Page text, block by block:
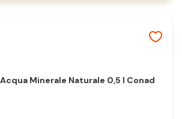
Acqua Minerale Naturale 0,5 l Conad